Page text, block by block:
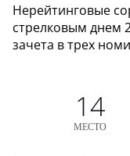
Нерейтинговые
стрелковым днем
зачета в трех
14
МЕСТО